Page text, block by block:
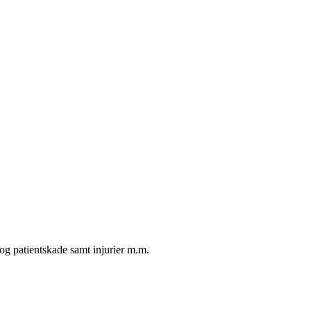
patientskade samt injurier m.m.